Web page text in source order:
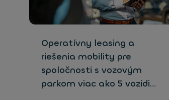
Operatívny leasing a
riešenia mobility pre
spoločnosti s vozovým
parkom viac ako 5 vozidi…